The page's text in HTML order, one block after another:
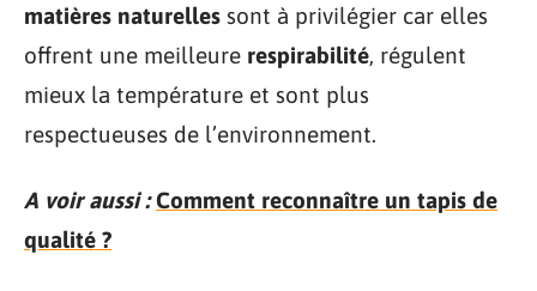
matières naturelles sont à privilégier car elles
offrent une meilleure respirabilité, régulent
mieux la température et sont plus
respectueuses de l’environnement.
A voir aussi : Comment reconnaître un tapis de
qualité ?